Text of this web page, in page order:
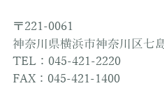
〒221-0061
神奈川県横浜市神奈川区七
TEL：045-421-2220
FAX：045-421-1400